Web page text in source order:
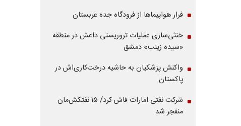
فرار هواپیماها از فرودگاه جده عربستان
خنثی‌سازی عملیات تروریستی داعش در منطقه
«سیده زینب» دمشق
واکنش پزشکیان به حاشیه درخت‌کاری‌اش در
پاکستان
شرکت نفتی امارات فاش کرد/ ۱۵ نفتکش‌مان
منفجر شد